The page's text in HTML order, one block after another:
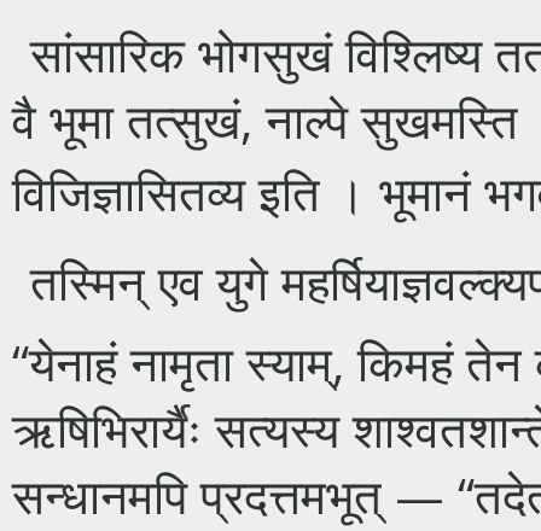
सांसारिक भोगसुखं विश्लिष्य
वै भूमा तत्सुखं, नाल्पे
विजिज्ञासितव्य इति । भूमानं
तस्मिन् एव युगे
“येनाहं नामृता स्याम्, किमहं तेन
ऋषिभिरार्यैः सत्यस्य
सन्धानमपि प्रदत्तमभूत् —